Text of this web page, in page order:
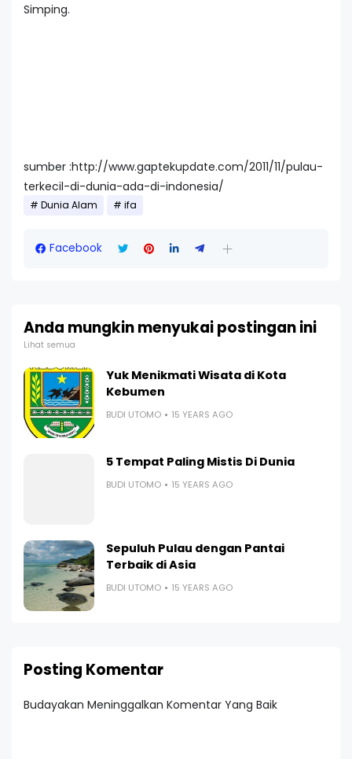
Simping.
sumber :http://www.gaptekupdate.com/2011/11/pulau-
terkecil-di-dunia-ada-di-indonesia/
Dunia Alam ifa
Facebook
Anda mungkin menyukai postingan ini
Lihat semua
Yuk Menikmati Wisata di Kota
Kebumen
BUDI UTOMO 15 YEARS AGO
5 Tempat Paling Mistis Di Dunia
BUDI UTOMO 15 YEARS AGO
Sepuluh Pulau dengan Pantai
Terbaik di Asia
BUDI UTOMO 15 YEARS AGO
Posting Komentar
Budayakan Meninggalkan Komentar Yang Baik